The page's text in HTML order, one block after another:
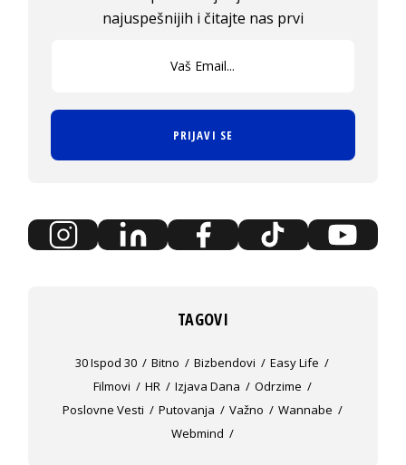
najuspešnijih i čitajte nas prvi
PRIJAVI SE
TAGOVI
30 Ispod 30 Bitno Bizbendovi
Easy Life
Filmovi
HR Izjava Dana
Odrzime
Poslovne Vesti
Putovanja Važno
Wannabe
Webmind